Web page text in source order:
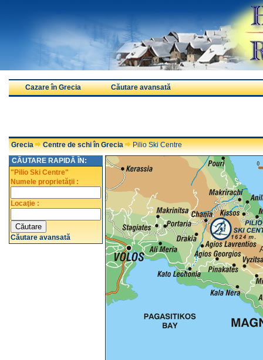
Cazare în Grecia Căutare avansată
Grecia Centre de schi în Grecia
Pilio Ski Centre
CĂUTARE RAPIDĂ ÎN:
"Pilio Ski Centre"
Numele proprietăţii :
Locaţie :
Căutare avansată